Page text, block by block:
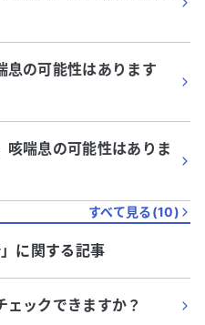
息の可能性はあります
咳喘息の可能性はありま
すべて見る(10)
」に関する記事
ックできますか？